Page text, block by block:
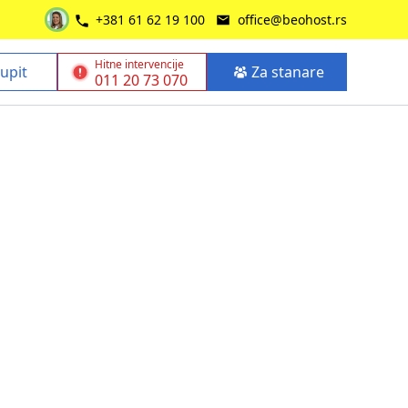
+381 61 62 19 100 office@beohost.rs
Hitne intervencije
011 20 73 070 Za stanare